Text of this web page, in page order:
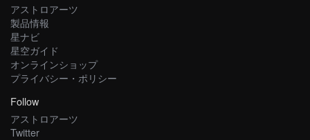
アストロアーツ
製品情報
星ナビ
星空ガイド
オンラインショップ
プライバシー・ポリシー
Follow
アストロアーツ
Twitter